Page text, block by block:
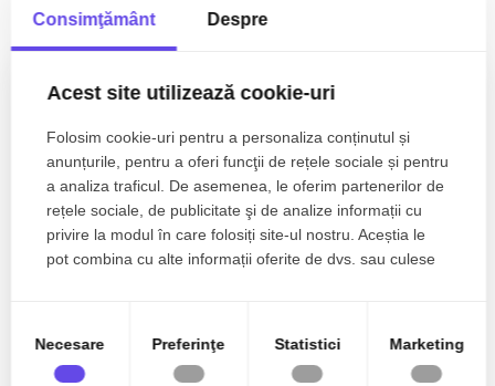
DANIEL - DAN
0756 334 436
Esti interesat de aceasta proprietate ?
Consimţământ Despre
Acest site utilizează cookie-uri
Folosim cookie-uri pentru a personaliza conținutul și
anunțurile, pentru a oferi funcţii de rețele sociale și pentru
a analiza traficul. De asemenea, le oferim partenerilor de
rețele sociale, de publicitate şi de analize informații cu
privire la modul în care folosiți site-ul nostru. Aceștia le
pot combina cu alte informații oferite de dvs. sau culese
Necesare Preferinţe Statistici Marketing